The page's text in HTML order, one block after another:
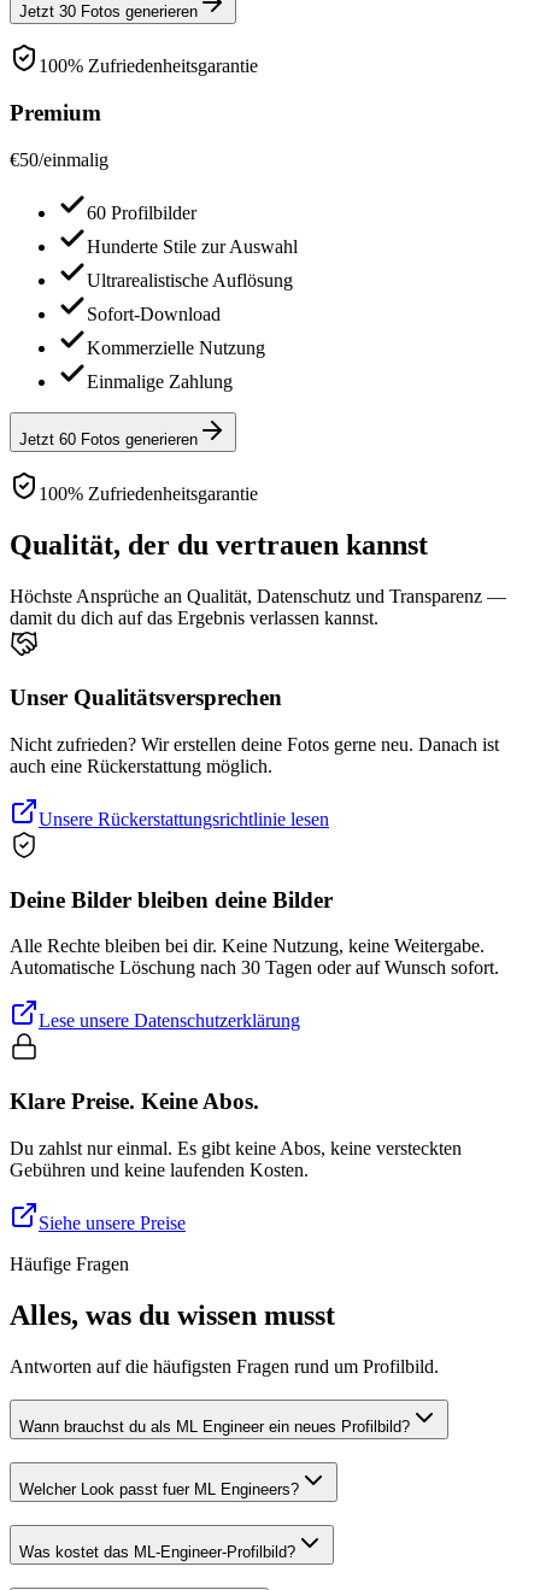
Jetzt 30 Fotos generieren
100% Zufriedenheitsgarantie
Premium
€50/einmalig
60 Profilbilder
Hunderte Stile zur Auswahl
Ultrarealistische Auflösung
Sofort-Download
Kommerzielle Nutzung
Einmalige Zahlung
Jetzt 60 Fotos generieren
100% Zufriedenheitsgarantie
Qualität, der du vertrauen kannst
Höchste Ansprüche an Qualität, Datenschutz und Transparenz —
damit du dich auf das Ergebnis verlassen kannst.
Unser Qualitätsversprechen
Nicht zufrieden? Wir erstellen deine Fotos gerne neu. Danach ist
auch eine Rückerstattung möglich.
Unsere Rückerstattungsrichtlinie lesen
Deine Bilder bleiben deine Bilder
Alle Rechte bleiben bei dir. Keine Nutzung, keine Weitergabe.
Automatische Löschung nach 30 Tagen oder auf Wunsch sofort.
Lese unsere Datenschutzerklärung
Klare Preise. Keine Abos.
Du zahlst nur einmal. Es gibt keine Abos, keine versteckten
Gebühren und keine laufenden Kosten.
Siehe unsere Preise
Häufige Fragen
Alles, was du wissen musst
Antworten auf die häufigsten Fragen rund um Profilbild.
Wann brauchst du als ML Engineer ein neues Profilbild?
Welcher Look passt fuer ML Engineers?
Was kostet das ML-Engineer-Profilbild?